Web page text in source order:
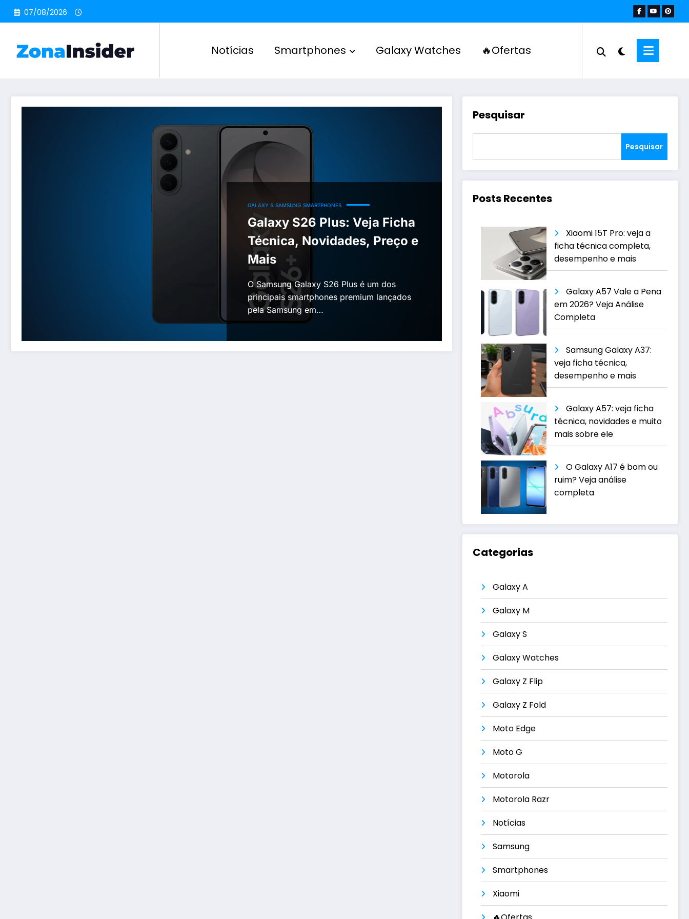
Pular
para
conteúdo
07/08/2026
Notícias Smartphones Galaxy Watches 🔥Ofertas
GALAXY S SAMSUNG SMARTPHONES
Galaxy S26 Plus: Veja Ficha
Técnica, Novidades, Preço e
Mais
O Samsung Galaxy S26 Plus é um dos
principais smartphones premium lançados
pela Samsung em…
Pesquisar
Pesquisar
Posts Recentes
Xiaomi 15T Pro: veja a
ficha técnica completa,
desempenho e mais
Galaxy A57 Vale a Pena
em 2026? Veja Análise
Completa
Samsung Galaxy A37:
veja ficha técnica,
desempenho e mais
Galaxy A57: veja ficha
técnica, novidades e muito
mais sobre ele
O Galaxy A17 é bom ou
ruim? Veja análise
completa
Categorias
Galaxy A
Galaxy M
Galaxy S
Galaxy Watches
Galaxy Z Flip
Galaxy Z Fold
Moto Edge
Moto G
Motorola
Motorola Razr
Notícias
Samsung
Smartphones
Xiaomi